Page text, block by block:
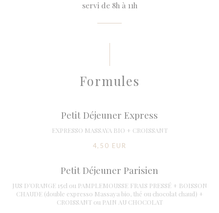
servi de 8h à 11h
Formules
Petit Déjeuner Express
EXPRESSO MASSAYA BIO + CROISSANT
4,50 EUR
Petit Déjeuner Parisien
JUS D’ORANGE 15cl ou PAMPLEMOUSSE FRAIS PRESSÉ + BOISSON
CHAUDE (double expresso Massaya bio, thé ou chocolat chaud) +
CROISSANT ou PAIN AU CHOCOLAT